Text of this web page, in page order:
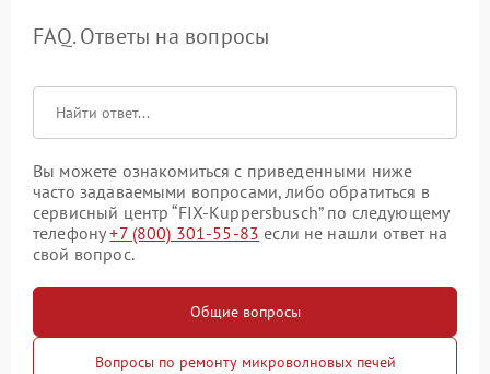
FAQ. Ответы на вопросы
Вы можете ознакомиться с приведенными ниже
часто задаваемыми вопросами, либо обратиться в
сервисный центр “FIX-Kuppersbusch” по следующему
телефону+7 (800) 301-55-83 если не нашли ответ на
свой вопрос.
Общие вопросы
Вопросы по ремонту микроволновых печей